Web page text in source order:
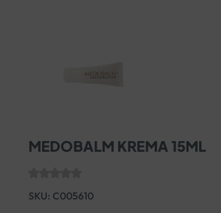
MEDOBALM KREMA 15ML
SKU: C005610